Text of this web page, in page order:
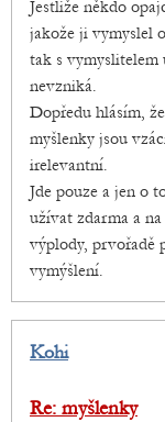
Jestliže někdo
jakože ji vymyslel
tak s vymyslitelem
nevzniká.
Dopředu hlásím,
myšlenky jsou
irelevantní.
Jde pouze a jen o
užívat zdarma a
výplody, prvořadě
vymýšlení.
Kohi
Re: myšlenky